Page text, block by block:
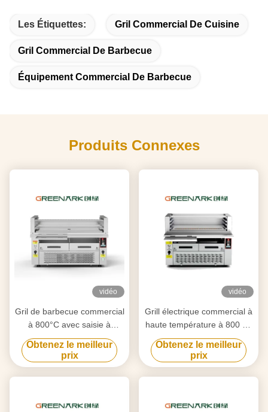
Les Étiquettes: Gril Commercial De Cuisine
Gril Commercial De Barbecue
Équipement Commercial De Barbecue
Produits Connexes
vidéo
Gril de barbecue commercial
à 800°C avec saisie à
double zone
Obtenez le meilleur
prix
vidéo
Grill électrique commercial à
haute température à 800 °C
6,5 kW certifié CE
Obtenez le meilleur
prix